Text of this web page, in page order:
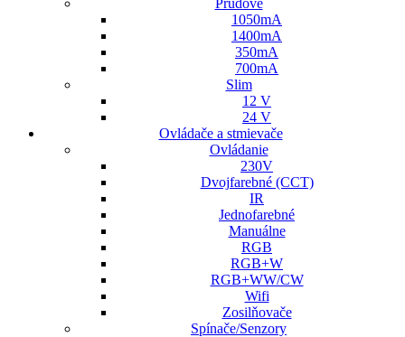
Prúdové
1050mA
1400mA
350mA
700mA
Slim
12 V
24 V
Ovládače a stmievače
Ovládanie
230V
Dvojfarebné (CCT)
IR
Jednofarebné
Manuálne
RGB
RGB+W
RGB+WW/CW
Wifi
Zosilňovače
Spínače/Senzory